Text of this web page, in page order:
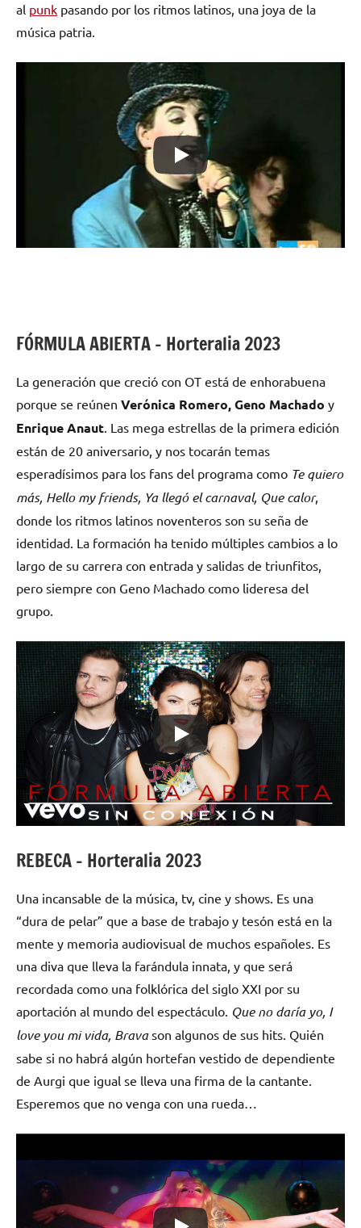
al punk pasando por los ritmos latinos, una joya de la
música patria.
FÓRMULA ABIERTA – Horteralia 2023
La generación que creció con OT está de enhorabuena
porque se reúnen Verónica Romero, Geno Machado y
Enrique Anaut . Las mega estrellas de la primera edición
están de 20 aniversario, y nos tocarán temas
esperadísimos para los fans del programa como Te quiero
más, Hello my friends, Ya llegó el carnaval, Que calor,
donde los ritmos latinos noventeros son su seña de
identidad. La formación ha tenido múltiples cambios a lo
largo de su carrera con entrada y salidas de triunfitos,
pero siempre con Geno Machado como lideresa del
grupo.
REBECA – Horteralia 2023
Una incansable de la música, tv, cine y shows. Es una
“dura de pelar” que a base de trabajo y tesón está en la
mente y memoria audiovisual de muchos españoles. Es
una diva que lleva la farándula innata, y que será
recordada como una folklórica del siglo XXI por su
aportación al mundo del espectáculo. Que no daría yo, I
love you mi vida, Bravason algunos de sus hits. Quién
sabe si no habrá algún hortefan vestido de dependiente
de Aurgi que igual se lleva una firma de la cantante.
Esperemos que no venga con una rueda…